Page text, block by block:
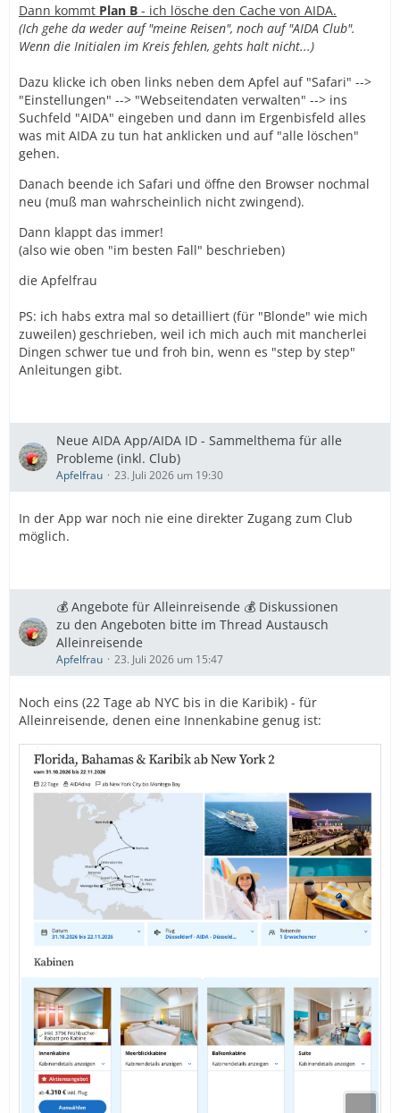
Dann kommt Plan B - ich lösche den Cache von AIDA.
(Ich gehe da weder auf "meine Reisen", noch auf "AIDA Club".
Wenn die Initialen im Kreis fehlen, gehts halt nicht...)
Dazu klicke ich oben links neben dem Apfel auf "Safari" -->
"Einstellungen" --> "Webseitendaten verwalten" --> ins
Suchfeld "AIDA" eingeben und dann im Ergenbisfeld alles
was mit AIDA zu tun hat anklicken und auf "alle löschen"
gehen.
Danach beende ich Safari und öffne den Browser nochmal
neu (muß man wahrscheinlich nicht zwingend).
Dann klappt das immer!
(also wie oben "im besten Fall" beschrieben)
die Apfelfrau
PS: ich habs extra mal so detailliert (für "Blonde" wie mich
zuweilen) geschrieben, weil ich mich auch mit mancherlei
Dingen schwer tue und froh bin, wenn es "step by step"
Anleitungen gibt.
Neue AIDA App/AIDA ID - Sammelthema für alle
Probleme (inkl. Club)
Apfelfrau 23. Juli 2026 um 19:30
In der App war noch nie eine direkter Zugang zum Club
möglich.
💰 Angebote für Alleinreisende 💰 Diskussionen
zu den Angeboten bitte im Thread Austausch
Alleinreisende
Apfelfrau 23. Juli 2026 um 15:47
Noch eins (22 Tage ab NYC bis in die Karibik) - für
Alleinreisende, denen eine Innenkabine genug ist: